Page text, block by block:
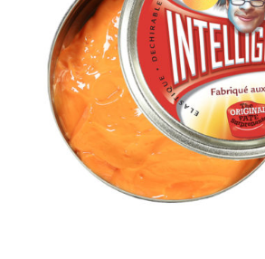
AJOUTER AU PANIER
DETAILS